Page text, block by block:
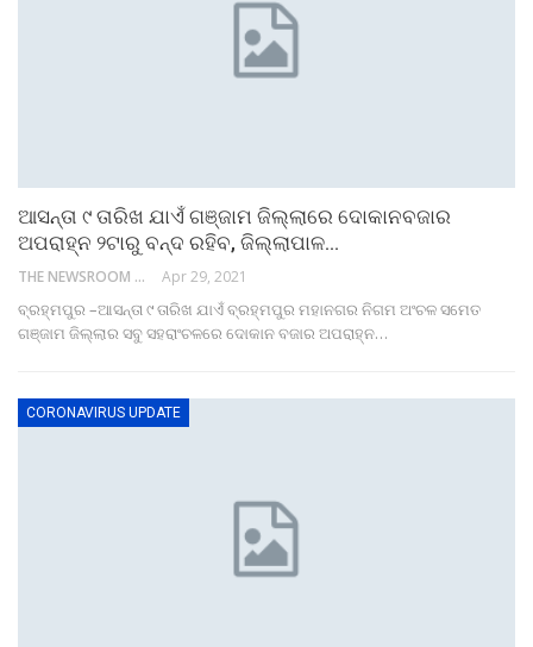
ଆସନ୍ତା ୯ ତାରିଖ ଯାଏଁ ଗଞ୍ଜାମ ଜିଲ୍ଲାରେ ଦୋକାନବଜାର
ଅପରାହ୍ନ ୨ଟାରୁ ବନ୍ଦ ରହିବ, ଜିଲ୍ଲାପାଳ…
THE NEWSROOM NETWORK Apr 29, 2021
ବ୍ରହ୍ମପୁର –ଆସନ୍ତା ୯ ତାରିଖ ଯାଏଁ ବ୍ରହ୍ମପୁର ମହାନଗର ନିଗମ ଅଂଚଳ ସମେତ
ଗଞ୍ଜାମ ଜିଲ୍ଲାର ସବୁ ସହରାଂଚଳରେ ଦୋକାନ ବଜାର ଅପରାହ୍ନ…
CORONAVIRUS UPDATE